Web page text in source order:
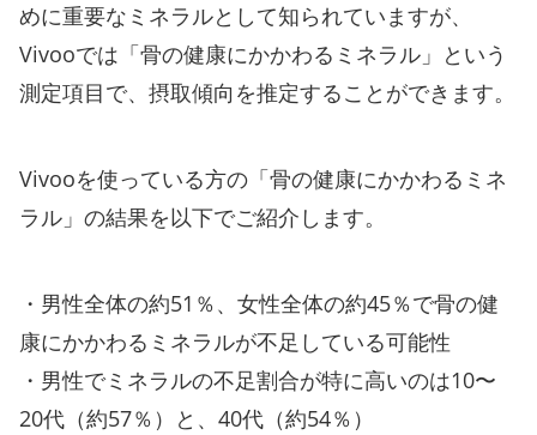
めに重要なミネラルとして知られていますが、
Vivooでは「骨の健康にかかわるミネラル」という
測定項目で、摂取傾向を推定することができます。
Vivooを使っている方の「骨の健康にかかわるミネ
ラル」の結果を以下でご紹介します。
・男性全体の約51％、女性全体の約45％で骨の健
康にかかわるミネラルが不足している可能性
・男性でミネラルの不足割合が特に高いのは10〜
20代（約57％）と、40代（約54％）